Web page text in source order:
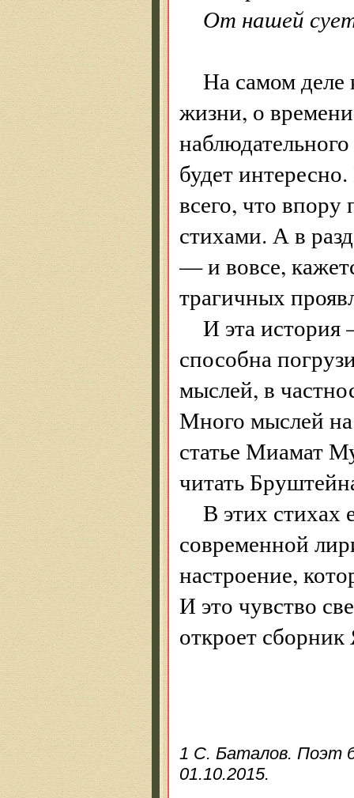
От нашей
На самом деле
жизни, о
будет
всего, что впору
стихами. А в
— и вовсе,
трагичных
И эта
способна
мыслей, в
Много мыслей
статье Миамат
читать
В этих стихах
современной
настроение,
И это чувство
откроет
1 С. Баталов. Поэт
01.10.2015.